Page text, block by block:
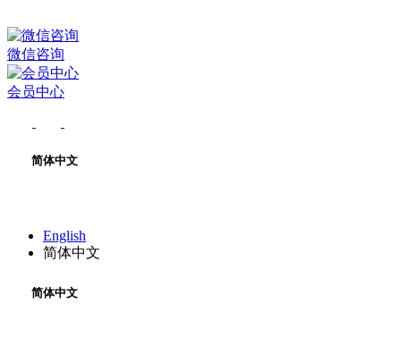
微信咨询
会员中心
简体中文
English
简体中文
简体中文